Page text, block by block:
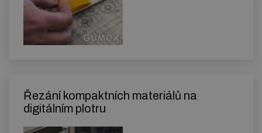
Řezání kompaktních materiálů na
digitálním plotru